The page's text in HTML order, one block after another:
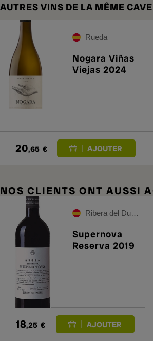
AUTRES VINS DE LA MÊME CAVE
Rueda
Nogara Viñas
Viejas 2024
20,65 €
NOS CLIENTS ONT AUSSI
Ribera del Duero
Supernova
Reserva 2019
18,25 €